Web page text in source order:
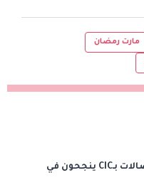
مارت رمضان
طلاب هندسة الاتصالات بـCIC ينجحون في